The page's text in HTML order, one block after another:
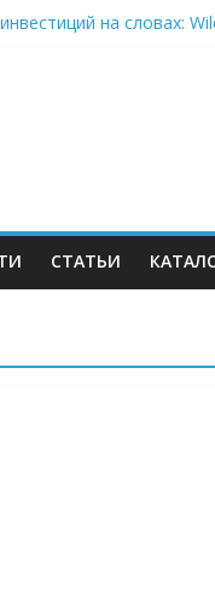
на словах:
СТАТЬИ